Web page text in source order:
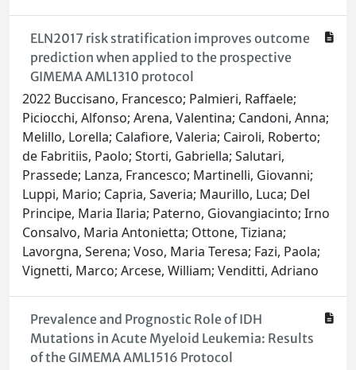
ELN2017 risk stratification improves outcome
prediction when applied to the prospective
GIMEMA AML1310 protocol
2022 Buccisano, Francesco; Palmieri, Raffaele;
Piciocchi, Alfonso; Arena, Valentina; Candoni, Anna;
Melillo, Lorella; Calafiore, Valeria; Cairoli, Roberto;
de Fabritiis, Paolo; Storti, Gabriella; Salutari,
Prassede; Lanza, Francesco; Martinelli, Giovanni;
Luppi, Mario; Capria, Saveria; Maurillo, Luca; Del
Principe, Maria Ilaria; Paterno, Giovangiacinto; Irno
Consalvo, Maria Antonietta; Ottone, Tiziana;
Lavorgna, Serena; Voso, Maria Teresa; Fazi, Paola;
Vignetti, Marco; Arcese, William; Venditti, Adriano
Prevalence and Prognostic Role of IDH
Mutations in Acute Myeloid Leukemia: Results
of the GIMEMA AML1516 Protocol